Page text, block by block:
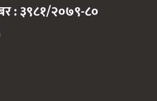
: ३९८१/२०७९-८०